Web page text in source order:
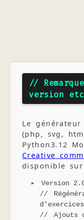
//
version
Le
(php, svg,
Python3.12
Creative
disponible
Version
Ajouts